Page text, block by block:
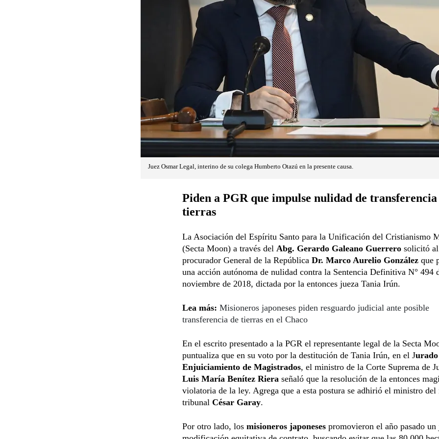
Juez Osmar Legal, interino de su colega Humberto Otazú en la presente causa.
Piden a PGR que impulse nulidad de transferencia
tierras
La Asociación del Espíritu Santo para la Unificación del Cristianismo
(Secta Moon) a través del Abg. Gerardo Galeano Guerrero solicitó al
procurador General de la República Dr. Marco Aurelio González que
una acción autónoma de nulidad contra la Sentencia Definitiva N° 494
noviembre de 2018, dictada por la entonces jueza Tania Irún.
Lea más: Misioneros japoneses piden resguardo judicial ante posible
transferencia de tierras en el Chaco
En el escrito presentado a la PGR el representante legal de la Secta
puntualiza que en su voto por la destitución de Tania Irún, en el J
Enjuiciamiento de Magistrados, el ministro de la Corte Suprema de
Luis María Benítez Riera señaló que la resolución de la entonces
violatoria de la ley. Agrega que a esta postura se adhirió el ministro
tribunal César Garay.
Por otro lado, los misioneros japoneses promovieron el año pasado